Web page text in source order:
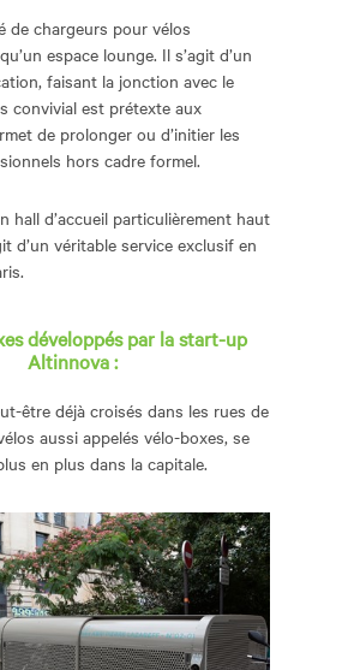
de chargeurs pour vélos
espace lounge. Il s’agit d’un
faisant la jonction avec le
convivial est prétexte aux
de prolonger ou d’initier les
hors cadre formel.
hall d’accueil particulièrement haut
d’un véritable service exclusif en
développés par la start-up
Altinnova :
être déjà croisés dans les rues de
aussi appelés vélo-boxes, se
en plus dans la capitale.